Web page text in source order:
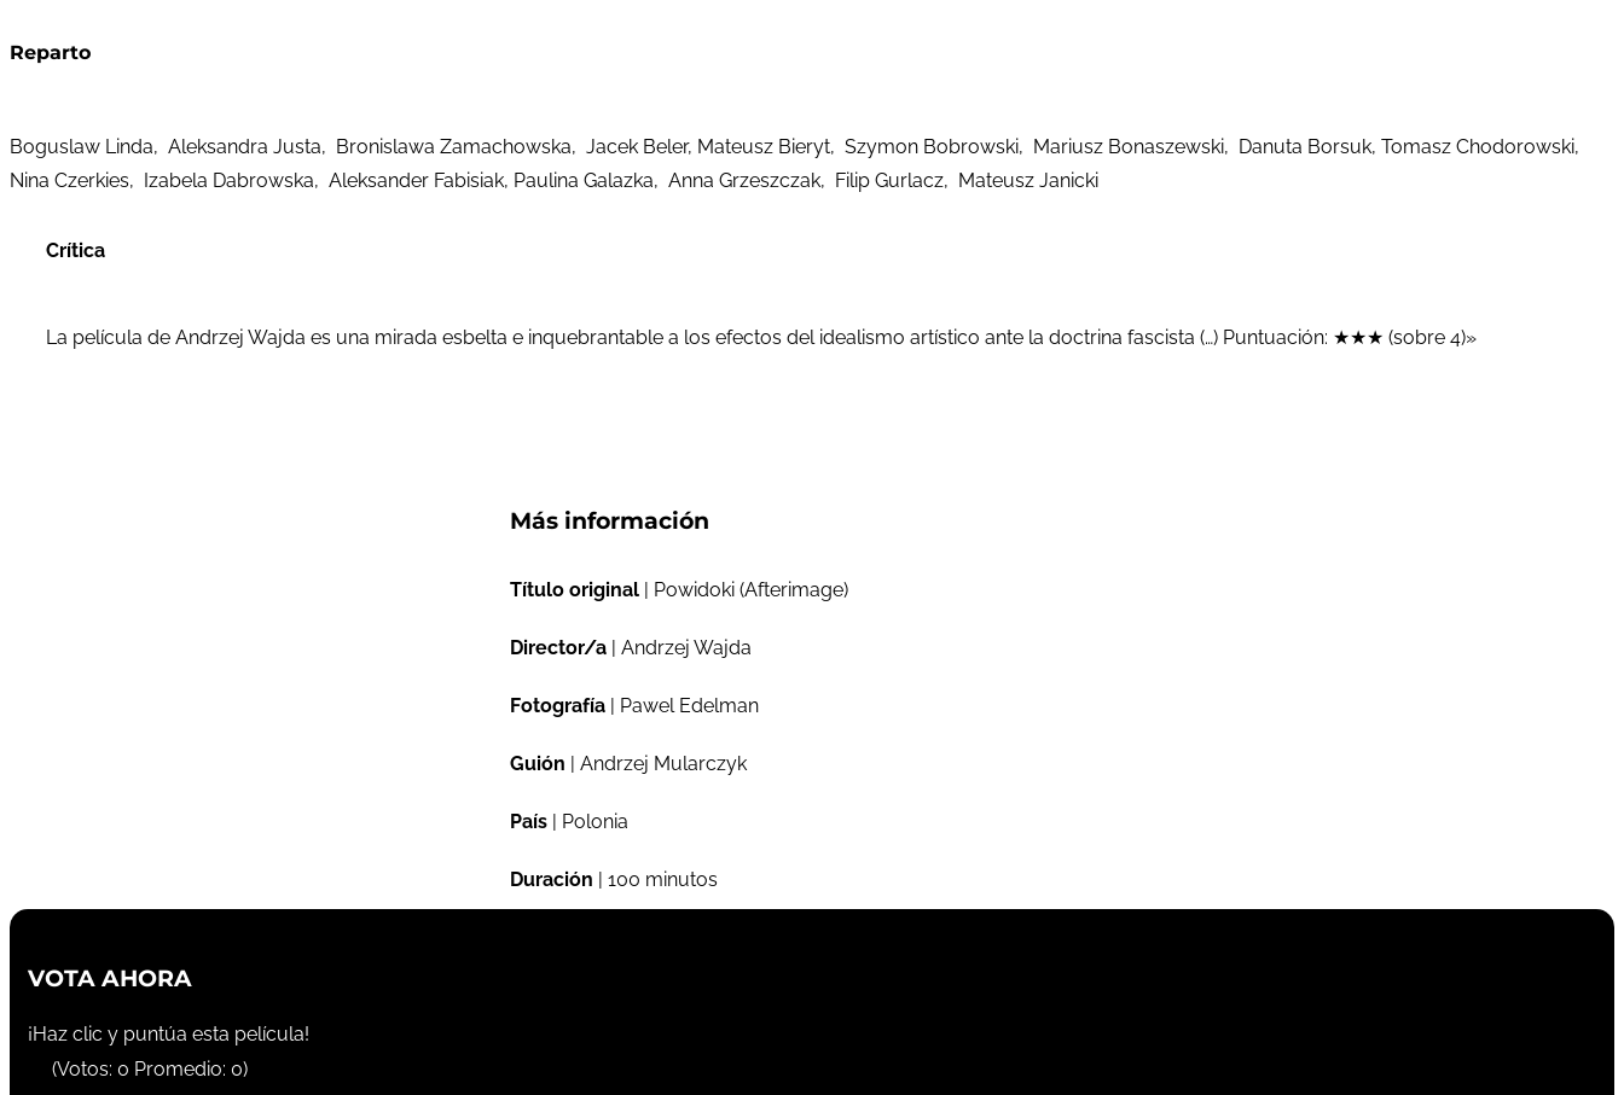
Reparto
Boguslaw Linda, Aleksandra Justa, Bronislawa Zamachowska, Jacek Beler, Mateusz Bieryt, Szymon Bobrowski, Mariusz Bonaszewski, Danuta Borsuk, Tomasz Chodorowski,
Nina Czerkies, Izabela Dabrowska, Aleksander Fabisiak, Paulina Galazka, Anna Grzeszczak, Filip Gurlacz, Mateusz Janicki
Crítica
La película de Andrzej Wajda es una mirada esbelta e inquebrantable a los efectos del idealismo artístico ante la doctrina fascista (…) Puntuación: ★★★ (sobre 4)»
Más información
Título original | Powidoki (Afterimage)
Director/a | Andrzej Wajda
Fotografía | Pawel Edelman
Guión | Andrzej Mularczyk
País | Polonia
Duración | 100 minutos
VOTA AHORA
¡Haz clic y puntúa esta película!
(Votos: 0 Promedio: 0)